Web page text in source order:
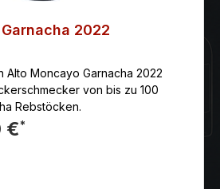
2022
Alto Moncayo Garnacha 2022
von bis zu 100
Rebstöcken.
€*